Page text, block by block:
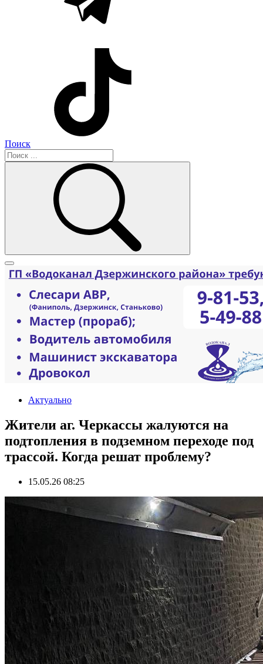
Поиск
Актуально
Жители аг. Черкассы жалуются на
подтопления в подземном переходе под
трассой. Когда решат проблему?
15.05.26 08:25